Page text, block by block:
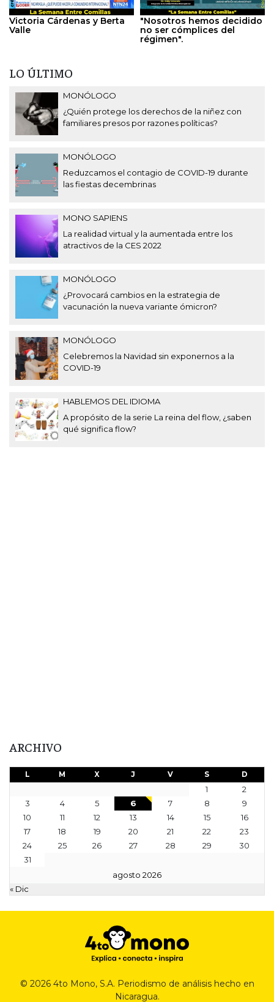
Victoria Cárdenas y Berta
Valle
"Nosotros hemos decidido
no ser cómplices del
régimen".
LO ÚLTIMO
MONÓLOGO
¿Quién protege los derechos de la niñez con
familiares presos por razones políticas?
MONÓLOGO
Reduzcamos el contagio de COVID-19 durante
las fiestas decembrinas
MONO SAPIENS
La realidad virtual y la aumentada entre los
atractivos de la CES 2022
MONÓLOGO
¿Provocará cambios en la estrategia de
vacunación la nueva variante ómicron?
MONÓLOGO
Celebremos la Navidad sin exponernos a la
COVID-19
HABLEMOS DEL IDIOMA
A propósito de la serie La reina del flow, ¿saben
qué significa flow?
ARCHIVO
agosto 2026
L M X J V S D
1
2
3
4 5 6 7 8
9
10
11 12 13 14 15
16
17
18 19 20 21 22
23
24
25 26 27 28 29
30
31
« Dic
© 2026 4to Mono, S.A. Periodismo de análisis hecho en
Nicaragua.